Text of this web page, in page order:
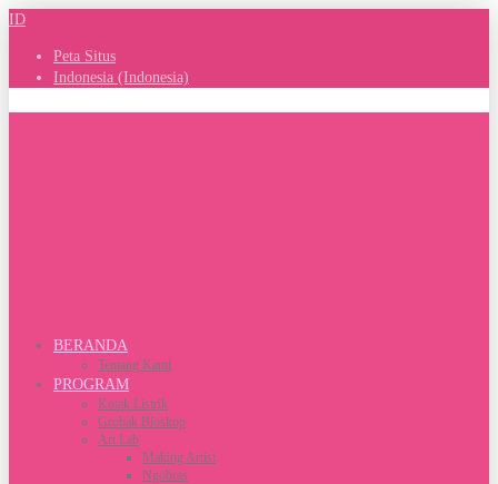
ID
Peta Situs
Indonesia (Indonesia)
BERANDA
Tentang Kami
PROGRAM
Kotak Listrik
Grobak Bioskop
Art Lab
Making Artist
Ngobras